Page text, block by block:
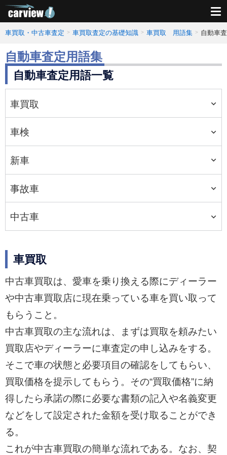
車買取・中古車査定 車買取査定の基礎知識 車買取 用語集 自動車
自動車査定用語集
自動車査定用語一覧
車買取
車検
新車
事故車
中古車
車買取
中古車買取は、愛車を乗り換える際にディーラー
や中古車買取店に現在乗っている車を買い取って
もらうこと。
中古車買取の主な流れは、まずは買取を頼みたい
買取店やディーラーに車査定の申し込みをする。
そこで車の状態と必要項目の確認をしてもらい、
買取価格を提示してもらう。その“買取価格”に納
得したら承諾の際に必要な書類の記入や名義変更
などをして設定された金額を受け取ることができ
る。
これが中古車買取の簡単な流れである。なお、契